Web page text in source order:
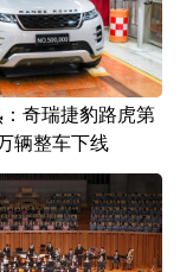
عربى
한국어
奇瑞捷豹路虎第
辆整车下线